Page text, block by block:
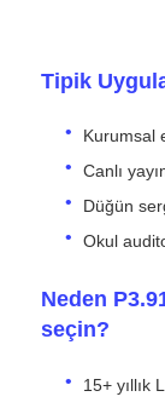
Tipik
Kurumsal
Canlı
Düğün
Okul
Neden
seçin?
15+ yıllık